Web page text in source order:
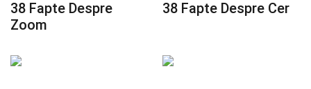
38 Fapte Despre
Zoom
38 Fapte Despre Cer